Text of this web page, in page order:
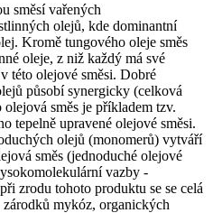
směsí vařených
olejů, kde dominantní
Kromě tungového oleje směs
oleje, z niž každý má své
této olejové směsi. Dobré
působí synergicky (celková
směs je příkladem tzv.
tepelně upravené olejové směsi.
olejů (monomerů) vytváří
směs (jednoduché olejové
vazby -
zrodu tohoto produktu se se celá
mykóz, organických